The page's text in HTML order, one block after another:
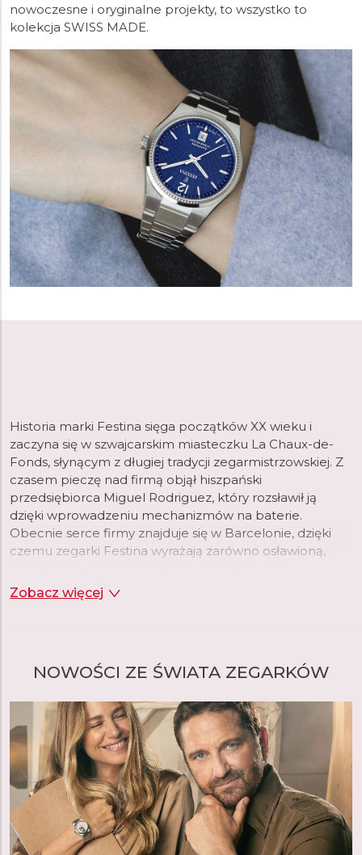
nowoczesne i oryginalne projekty, to wszystko to
kolekcja SWISS MADE.
Historia marki Festina sięga początków XX wieku i
zaczyna się w szwajcarskim miasteczku La Chaux-de-
Fonds, słynącym z długiej tradycji zegarmistrzowskiej. Z
czasem pieczę nad firmą objął hiszpański
przedsiębiorca Miguel Rodriguez, który rozsławił ją
dzięki wprowadzeniu mechanizmów na baterie.
Obecnie serce firmy znajduje się w Barcelonie, dzięki
czemu zegarki Festina wyrażają zarówno osławioną,
nowoczesny styl Południa.
Zobacz więcej
NOWOŚCI ZE ŚWIATA ZEGARKÓW